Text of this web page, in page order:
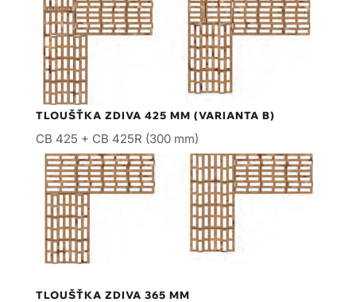
TLOUŠŤKA ZDIVA 425 MM (VARIANTA B)
CB 425 + CB 425R (300 mm)
TLOUŠŤKA ZDIVA 365 MM